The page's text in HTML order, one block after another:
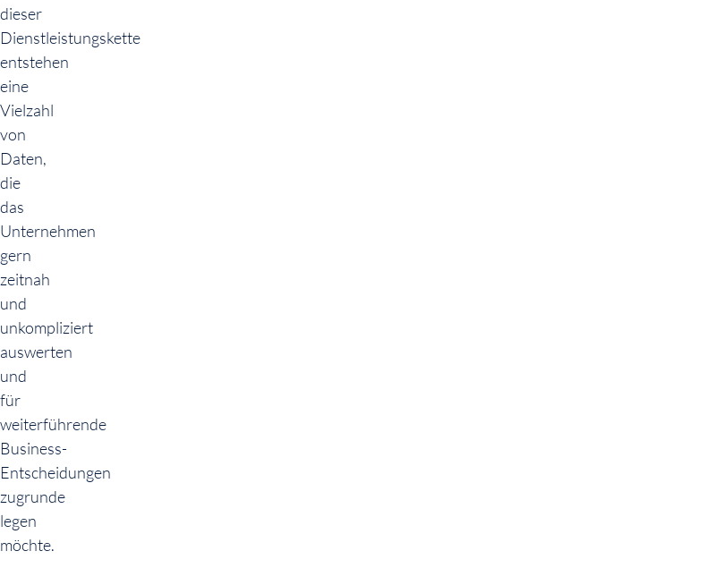
dieser
Dienstleistungskette
entstehen
eine
Vielzahl
von
Daten,
die
das
Unternehmen
gern
zeitnah
und
unkompliziert
auswerten
und
für
weiterführende
Business-
Entscheidungen
zugrunde
legen
möchte.